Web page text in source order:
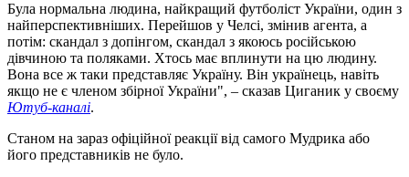
Була нормальна людина, найкращий футболіст України, один з
найперспективніших. Перейшов у Челсі, змінив агента, а
потім: скандал з допінгом, скандал з якоюсь російською
дівчиною та поляками. Хтось має вплинути на цю людину.
Вона все ж таки представляє Україну. Він українець, навіть
якщо не є членом збірної України", – сказав Циганик у своєму
Ютуб-каналі.
Станом на зараз офіційної реакції від самого Мудрика або
його представників не було.